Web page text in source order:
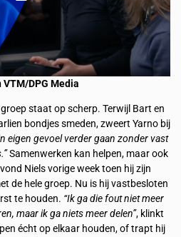
VTM/DPG Media
staat op scherp. Terwijl Bart en
bondjes smeden, zweert Yarno bij
eigen gevoel verder gaan zonder vast
Samenwerken kan helpen, maar ook
Niels vorige week toen hij zijn
de hele groep. Nu is hij vastbesloten
te houden. “Ik ga die fout niet meer
maar ik ga niets meer delen”, klinkt
écht op elkaar houden, of trapt hij